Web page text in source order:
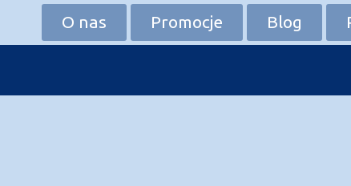
Przejdź
do
O nas Promocje Blog